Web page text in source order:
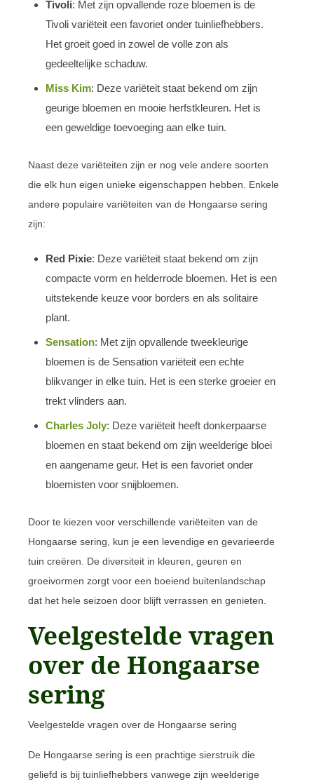
Tivoli: Met zijn opvallende roze bloemen is de
Tivoli variëteit een favoriet onder tuinliefhebbers.
Het groeit goed in zowel de volle zon als
gedeeltelijke schaduw.
Miss Kim: Deze variëteit staat bekend om zijn
geurige bloemen en mooie herfstkleuren. Het is
een geweldige toevoeging aan elke tuin.
Naast deze variëteiten zijn er nog vele andere soorten
die elk hun eigen unieke eigenschappen hebben. Enkele
andere populaire variëteiten van de Hongaarse sering
zijn:
Red Pixie: Deze variëteit staat bekend om zijn
compacte vorm en helderrode bloemen. Het is een
uitstekende keuze voor borders en als solitaire
plant.
Sensation: Met zijn opvallende tweekleurige
bloemen is de Sensation variëteit een echte
blikvanger in elke tuin. Het is een sterke groeier en
trekt vlinders aan.
Charles Joly: Deze variëteit heeft donkerpaarse
bloemen en staat bekend om zijn weelderige bloei
en aangename geur. Het is een favoriet onder
bloemisten voor snijbloemen.
Door te kiezen voor verschillende variëteiten van de
Hongaarse sering, kun je een levendige en gevarieerde
tuin creëren. De diversiteit in kleuren, geuren en
groeivormen zorgt voor een boeiend buitenlandschap
dat het hele seizoen door blijft verrassen en genieten.
Veelgestelde vragen
over de Hongaarse
sering
Veelgestelde vragen over de Hongaarse sering
De Hongaarse sering is een prachtige sierstruik die
geliefd is bij tuinliefhebbers vanwege zijn weelderige